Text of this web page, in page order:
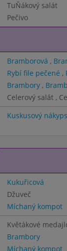
TuŇákový salát
Pečivo
Bramborová ,
Rybí file pečené ,
Brambory ,
Celerový salát ,
Kuskusový
Kukuřicová
Džuveč
Míchaný kompot
Květákové
Brambory
Míchaný kompot